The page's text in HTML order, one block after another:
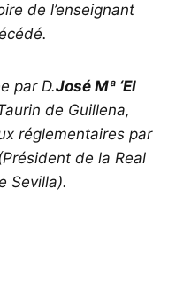
de l’enseignant
par D.José Mª ‘El
de Guillena,
réglementaires par
de la Real
Sevilla).